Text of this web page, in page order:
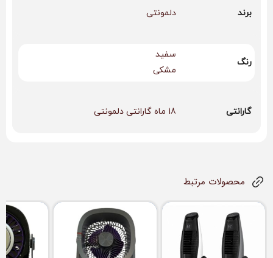
برند دلمونتی
رنگ
سفید
مشکی
گارانتی 18 ماه گارانتی دلمونتی
محصولات مرتبط